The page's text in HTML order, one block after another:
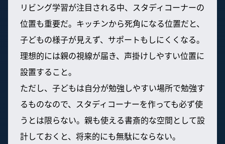
リビング学習が注目される中、スタディコーナーの
位置も重要だ。キッチンから死角になる位置だと、
子どもの様子が見えず、サポートもしにくくなる。
理想的には親の視線が届き、声掛けしやすい位置に
設置すること。
ただし、子どもは自分が勉強しやすい場所で勉強す
るものなので、スタディコーナーを作っても必ず使
うとは限らない。親も使える書斎的な空間として設
計しておくと、将来的にも無駄にならない。